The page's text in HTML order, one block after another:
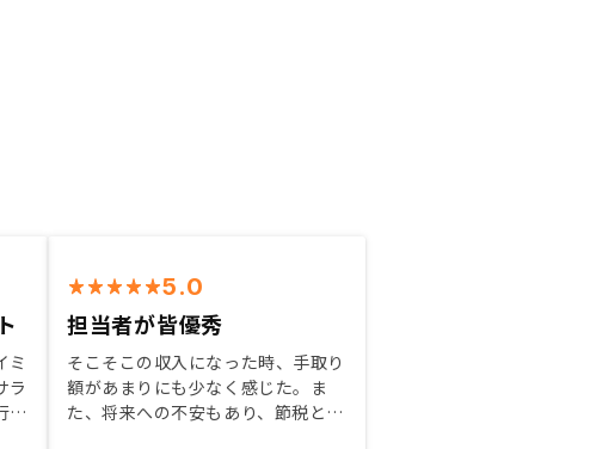
ミ
ラ
う
5.0
担当者が皆優秀
そこそこの収入になった時、手取り
額があまりにも少なく感じた。ま
た、将来への不安もあり、節税と共